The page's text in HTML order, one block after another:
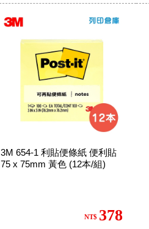
3M 654-1 利貼便條紙 便利貼
75 x 75mm 黃色 (12本/組)
NT$ 378